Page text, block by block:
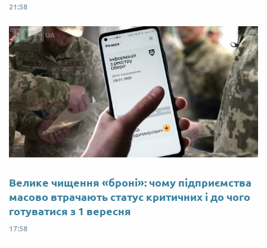
21:58
Велике чищення «броні»: чому підприємства
масово втрачають статус критичних і до чого
готуватися з 1 вересня
17:58